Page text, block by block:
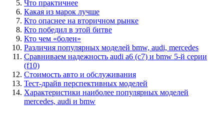
Что практичнее
Какая из марок лучше
Кто опаснее на вторичном рынке
Кто победил в этой битве
Кто чем «болен»
Различия популярных моделей bmw, audi, mercedes
Сравниваем надежность audi a6 (c7) и bmw 5-й серии
(f10)
Стоимость авто и обслуживания
Тест-драйв перспективных моделей
Характеристики наиболее популярных моделей
mercedes, audi и bmw